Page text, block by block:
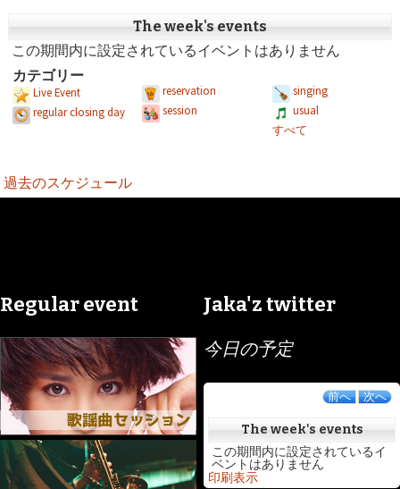
The week's events
この期間内に設定されているイベントはありません
カテゴリー
Live Event
regular closing day
reservation
session
singing
usual
すべて
過去のスケジュール
Regular event Jaka'z twitter
今日の予定
前へ 次へ
The week's events
この期間内に設定されているイ
ベントはありません
印刷表示